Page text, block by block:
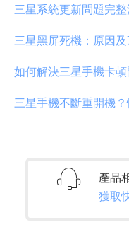
三星系統更新問題完
三星黑屏死機：原因
如何解決三星手機卡頓
三星手機不斷重開機
產品
獲取